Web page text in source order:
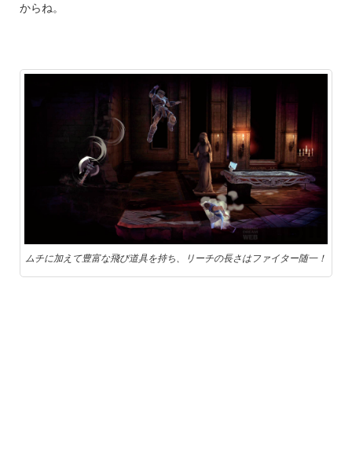
からね。
ムチに加えて豊富な飛び道具を持ち、リーチの長さはファイター随一！